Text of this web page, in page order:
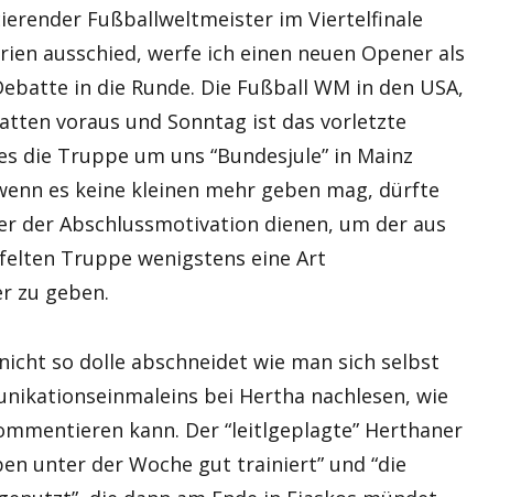
Fußballweltmeister im Viertelfinale
ausschied, werfe ich einen neuen Opener als
in die Runde. Die Fußball WM in den USA,
voraus und Sonntag ist das vorletzte
die Truppe um uns “Bundesjule” in Mainz
es keine kleinen mehr geben mag, dürfte
der Abschlussmotivation dienen, um der aus
Truppe wenigstens eine Art
zu geben.
so dolle abschneidet wie man sich selbst
bei Hertha nachlesen, wie
kann. Der “leitlgeplagte” Herthaner
unter der Woche gut trainiert” und “die